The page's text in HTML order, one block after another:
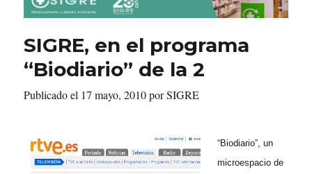
SIGRE, en el programa
“Biodiario” de la 2
Publicado el 17 mayo, 2010 por SIGRE
“Biodiario”, un
microespacio de